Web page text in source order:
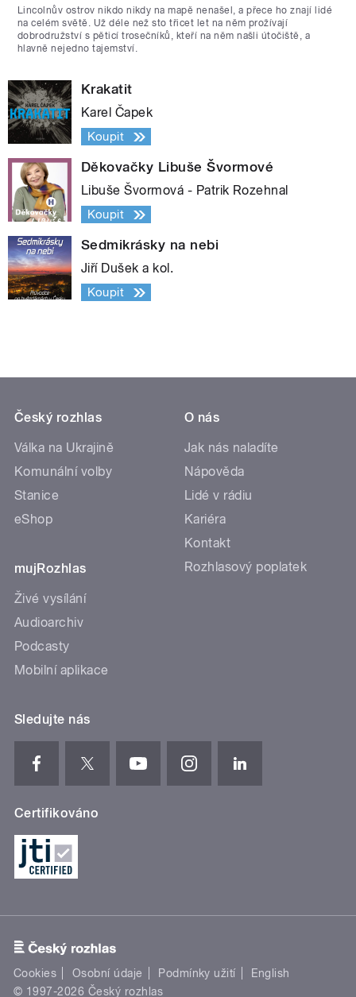
Lincolnův ostrov nikdo nikdy na mapě nenašel, a přece ho znají lidé
na celém světě. Už déle než sto třicet let na něm prožívají
dobrodružství s pěticí trosečníků, kteří na něm našli útočiště, a
hlavně nejedno tajemství.
Krakatit
Karel Čapek
Koupit
Děkovačky Libuše Švormové
Libuše Švormová - Patrik Rozehnal
Koupit
Sedmikrásky na nebi
Jiří Dušek a kol.
Koupit
Český rozhlas
Válka na Ukrajině
Komunální volby
Stanice
eShop
mujRozhlas
Živé vysílání
Audioarchiv
Podcasty
Mobilní aplikace
O nás
Jak nás naladíte
Nápověda
Lidé v rádiu
Kariéra
Kontakt
Rozhlasový poplatek
Sledujte nás
Certifikováno
Cookies Osobní údaje Podmínky užití
English
© 1997-2026 Český rozhlas